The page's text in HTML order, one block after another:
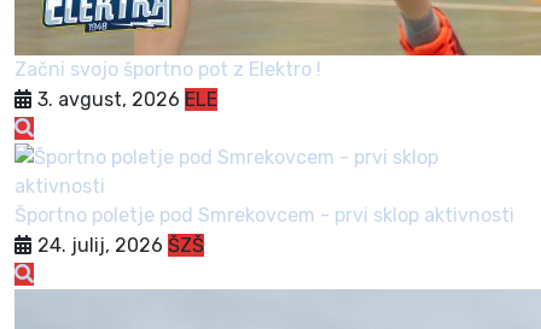
Začni svojo športno pot z Elektro !
3. avgust, 2026 ELE
Športno poletje pod Smrekovcem - prvi sklop aktivnosti
24. julij, 2026 ŠZŠ